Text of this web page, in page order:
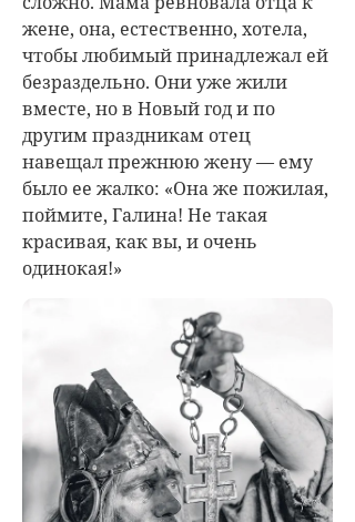
жене, она, естественно, хотела,
чтобы любимый принадлежал ей
безраздельно. Они уже жили
вместе, но в Новый год и по
другим праздникам отец
навещал прежнюю жену — ему
было ее жалко: «Она же пожилая,
поймите, Галина! Не такая
красивая, как вы, и очень
одинокая!»